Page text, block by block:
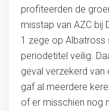
profiteerden de
misstap van AZC bij
1 zege op Albatross
periodetitel veilig.
geval verzekerd van
gaf al meerdere
of er misschien nog